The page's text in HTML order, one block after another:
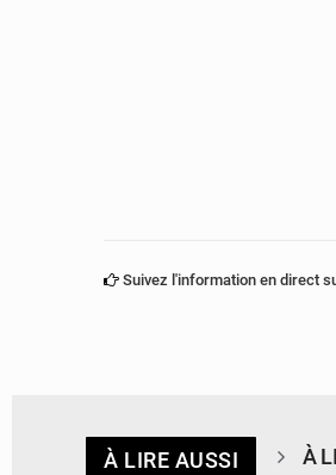
Suivez l'information en direct
À LIRE AUSSI À